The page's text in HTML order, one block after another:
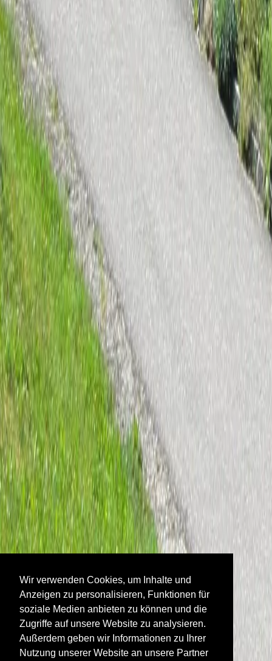
Wir verwenden Cookies, um Inhalte und
Anzeigen zu personalisieren, Funktionen für
soziale Medien anbieten zu können und die
Zugriffe auf unsere Website zu analysieren.
Außerdem geben wir Informationen zu Ihrer
Nutzung unserer Website an unsere Partner